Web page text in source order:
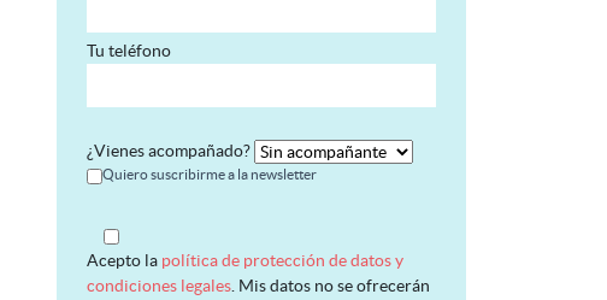
Tu teléfono
¿Vienes acompañado?
Quiero suscribirme a la newsletter
Acepto la política de protección de datos y
condiciones legales . Mis datos no se ofrecerán